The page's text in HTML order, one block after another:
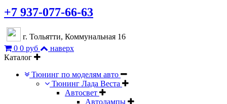
+7 937-077-66-63
г. Тольятти, Коммунальная 16
0 0 руб
наверх
Каталог
Тюнинг по моделям авто
Тюнинг Лада Веста
Автосвет
Автолампы